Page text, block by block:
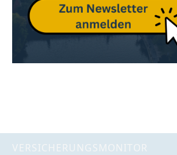
VERSICHERUNGSMONITOR